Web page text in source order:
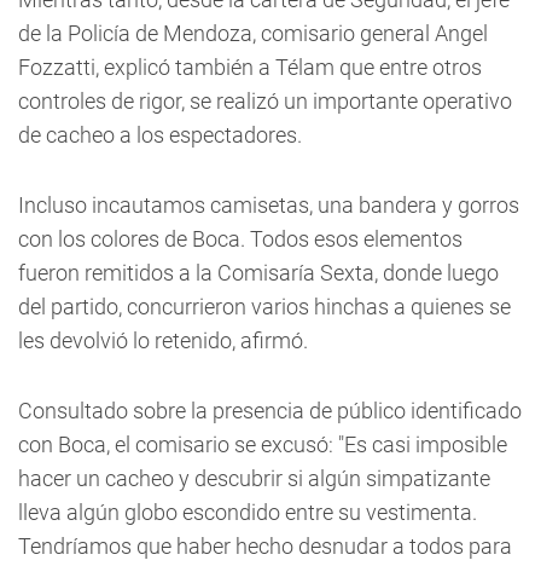
de la Policía de Mendoza, comisario general Angel
Fozzatti, explicó también a Télam que entre otros
controles de rigor, se realizó un importante operativo
de cacheo a los espectadores.
Incluso incautamos camisetas, una bandera y gorros
con los colores de Boca. Todos esos elementos
fueron remitidos a la Comisaría Sexta, donde luego
del partido, concurrieron varios hinchas a quienes se
les devolvió lo retenido, afirmó.
Consultado sobre la presencia de público identificado
con Boca, el comisario se excusó: "Es casi imposible
hacer un cacheo y descubrir si algún simpatizante
lleva algún globo escondido entre su vestimenta.
Tendríamos que haber hecho desnudar a todos para